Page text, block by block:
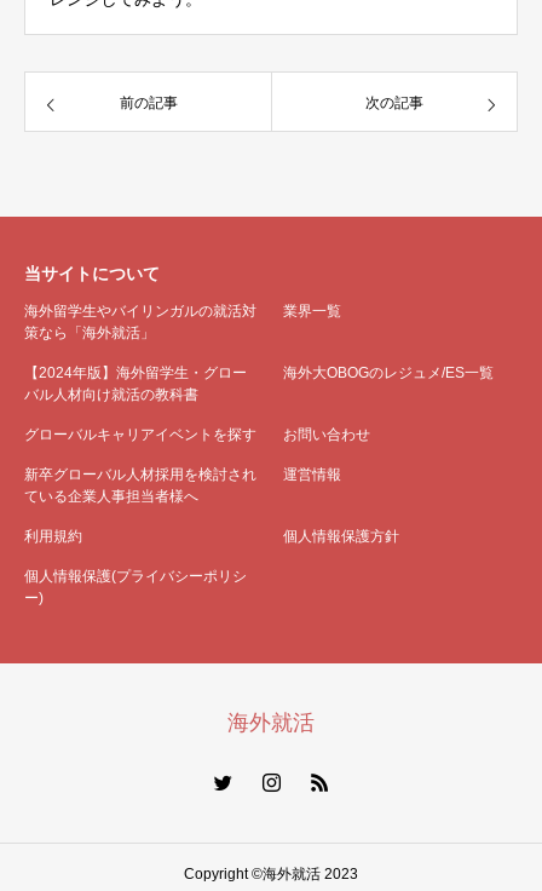
前の記事 次の記事
当サイトについて
海外留学生やバイリンガルの就活対
策なら「海外就活」
業界一覧
【2024年版】海外留学生・グロー
バル人材向け就活の教科書
海外大OBOGのレジュメ/ES一覧
グローバルキャリアイベントを探す お問い合わせ
新卒グローバル人材採用を検討され
ている企業人事担当者様へ
運営情報
利用規約 個人情報保護方針
個人情報保護(プライバシーポリシ
ー)
海外就活
Copyright ©海外就活 2023